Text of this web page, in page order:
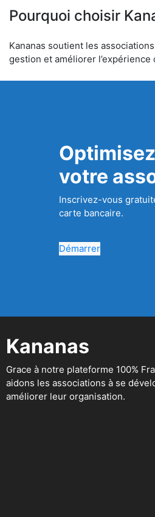
Pourquoi choisir
Kananas soutient les
gestion et améliorer l’expérience
votre
Inscrivez-vous
carte bancaire.
Démarrer
Kananas
Grace à notre plateforme 100%
aidons les associations à se
améliorer leur organisation.